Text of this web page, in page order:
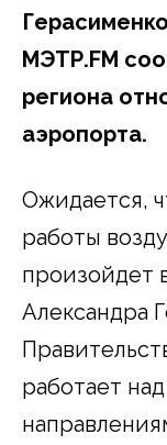
МЭТР.FM
региона
аэропорта.
Ожидается,
работы
произойдет
Александра
работает